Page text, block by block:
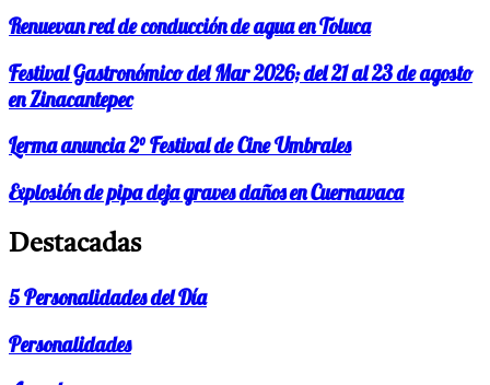
Renuevan red de conducción de agua en Toluca
Festival Gastronómico del Mar 2026; del 21 al 23 de agosto
en Zinacantepec
Lerma anuncia 2° Festival de Cine Umbrales
Explosión de pipa deja graves daños en Cuernavaca
Destacadas
5 Personalidades del Día
Personalidades